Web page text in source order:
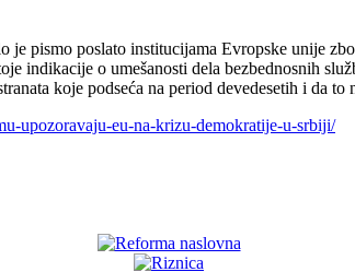
je pismo poslato institucijama Evropske unije
indikacije o umešanosti dela bezbednosnih
koje podseća na period devedesetih i da
upozoravaju-eu-na-krizu-demokratije-u-srbiji/